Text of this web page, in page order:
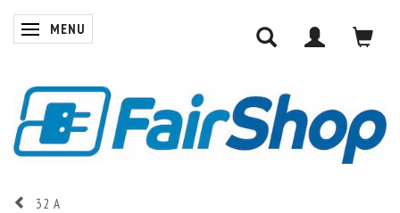
SKIFTE NAVIGATION
MENU
32 A